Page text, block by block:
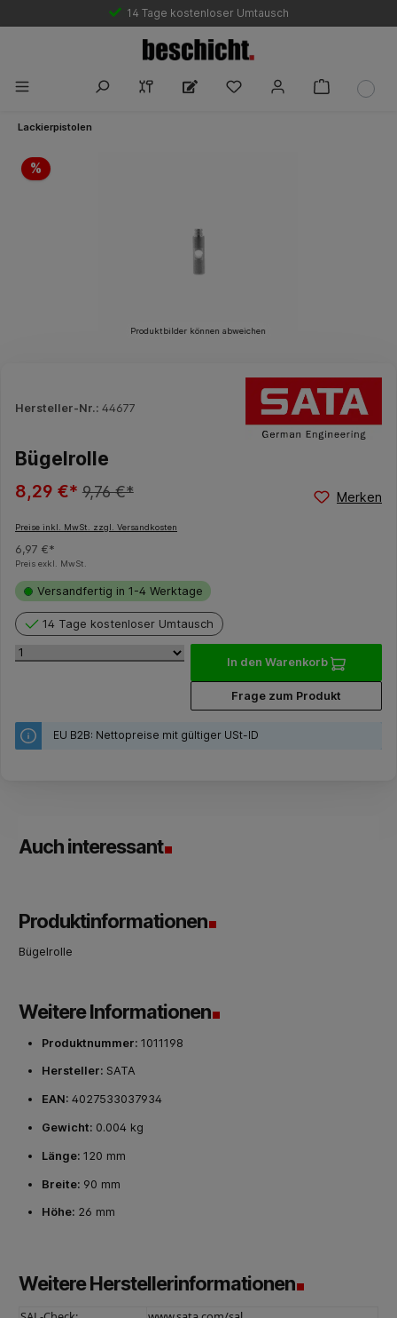
14 Tage kostenloser Umtausch
Lackierpistolen
Bildergalerie überspringen
%
Produktbilder können abweichen
Hersteller-Nr.: 44677
Bügelrolle
8,29 €* 9,76 €* Merken
Preise inkl. MwSt. zzgl. Versandkosten
6,97 €*
Preis exkl. MwSt.
Versandfertig in 1-4 Werktage
14 Tage kostenloser Umtausch
In den Warenkorb
Frage zum Produkt
EU B2B: Nettopreise mit gültiger USt-ID
Auch interessant
Produktinformationen
Bügelrolle
Weitere Informationen
Produktnummer: 1011198
Hersteller: SATA
EAN: 4027533037934
Gewicht: 0.004 kg
Länge: 120 mm
Breite: 90 mm
Höhe: 26 mm
Weitere Herstellerinformationen